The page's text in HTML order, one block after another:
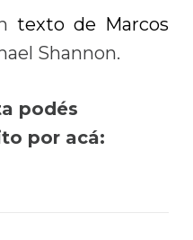
texto de Marcos
Shannon.
podés
por acá: